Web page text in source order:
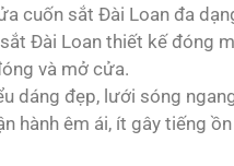
cuốn sắt Đài Loan đa
Đài Loan thiết kế đóng
và mở cửa.
dáng đẹp, lưới sóng
hành êm ái, ít gây tiếng